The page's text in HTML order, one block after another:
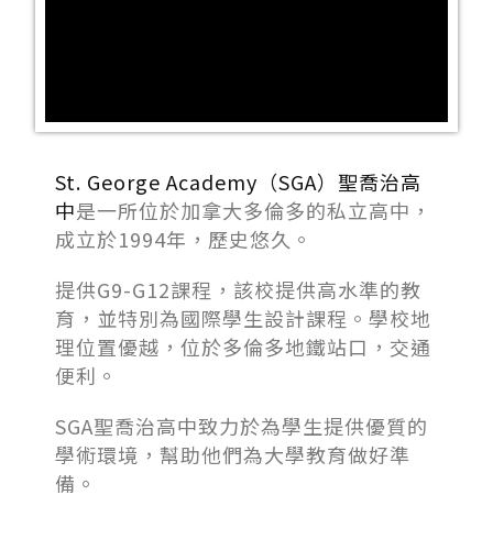
St. George Academy（SGA）聖喬治高
中是一所位於加拿大多倫多的私立高中，
成立於1994年，歷史悠久。
提供G9-G12課程，該校提供高水準的教
育，並特別為國際學生設計課程。學校地
理位置優越，位於多倫多地鐵站口，交通
便利。
SGA聖喬治高中致力於為學生提供優質的
學術環境，幫助他們為大學教育做好準
備。